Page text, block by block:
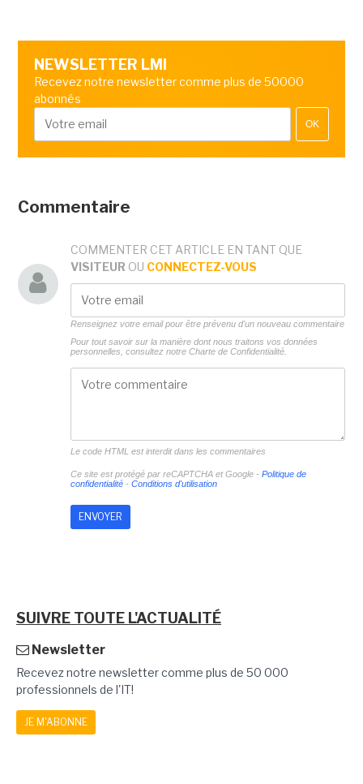
NEWSLETTER LMI
Recevez notre newsletter comme plus de 50000
abonnés
OK
Commentaire
COMMENTER CET ARTICLE EN TANT QUE
VISITEUR OU CONNECTEZ-VOUS
Renseignez votre email pour être prévenu d'un nouveau commentaire
Pour tout savoir sur la manière dont nous traitons vos données
personnelles, consultez notre Charte de Confidentialité.
Le code HTML est interdit dans les commentaires
Ce site est protégé par reCAPTCHA et Google - Politique de
confidentialité- Conditions d'utilisation
SUIVRE TOUTE L'ACTUALITÉ
Newsletter
Recevez notre newsletter comme plus de 50 000
professionnels de l'IT!
JE M'ABONNE